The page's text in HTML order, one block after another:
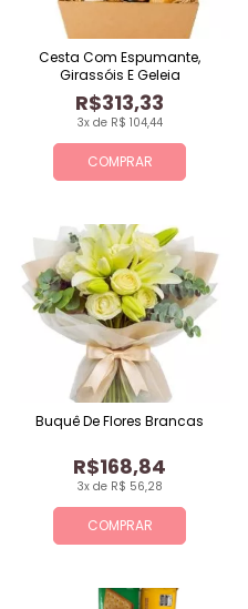
COMPRAR
3x de R$ 104,44
R$313,33
Cesta Com Espumante,
Girassóis E Geleia
COMPRAR
3x de R$ 56,28
R$168,84
Buquê De Flores Brancas